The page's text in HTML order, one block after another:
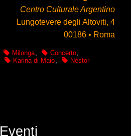
Centro Culturale Argentino
Lungotevere degli Altoviti, 4
00186 • Roma
Milonga, Concerto,
Karina di Maio,
Nèstor
Eventi